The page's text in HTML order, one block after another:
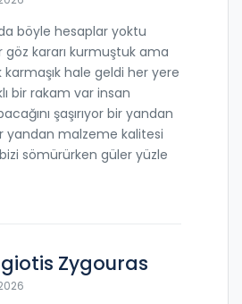
böyle hesaplar yoktu
kararı kurmuştuk ama
hale geldi her yere
bir rakam var insan
şaşırıyor bir yandan
yandan malzeme kalitesi
sömürürken güler yüzle
Zygouras